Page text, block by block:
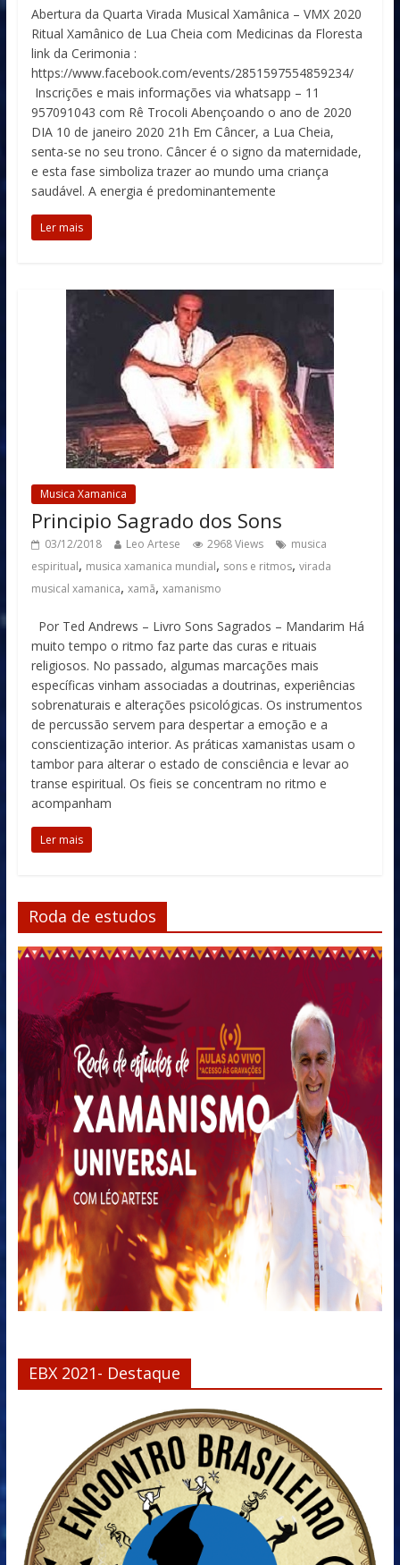
Abertura da Quarta Virada Musical Xamânica – VMX 2020
Ritual Xamânico de Lua Cheia com Medicinas da Floresta
link da Cerimonia :
https://www.facebook.com/events/2851597554859234/
Inscrições e mais informações via whatsapp – 11
957091043 com Rê Trocoli Abençoando o ano de 2020
DIA 10 de janeiro 2020 21h Em Câncer, a Lua Cheia,
senta-se no seu trono. Câncer é o signo da maternidade,
e esta fase simboliza trazer ao mundo uma criança
saudável. A energia é predominantemente
Ler mais
Musica Xamanica
Principio Sagrado dos Sons
03/12/2018 Leo Artese 2968 Views
musica
espiritual, musica xamanica mundial, sons e ritmos, virada
musical xamanica, xamã, xamanismo
Por Ted Andrews – Livro Sons Sagrados – Mandarim Há
muito tempo o ritmo faz parte das curas e rituais
religiosos. No passado, algumas marcações mais
específicas vinham associadas a doutrinas, experiências
sobrenaturais e alterações psicológicas. Os instrumentos
de percussão servem para despertar a emoção e a
conscientização interior. As práticas xamanistas usam o
tambor para alterar o estado de consciência e levar ao
transe espiritual. Os fieis se concentram no ritmo e
acompanham
Ler mais
Roda de estudos
EBX 2021- Destaque